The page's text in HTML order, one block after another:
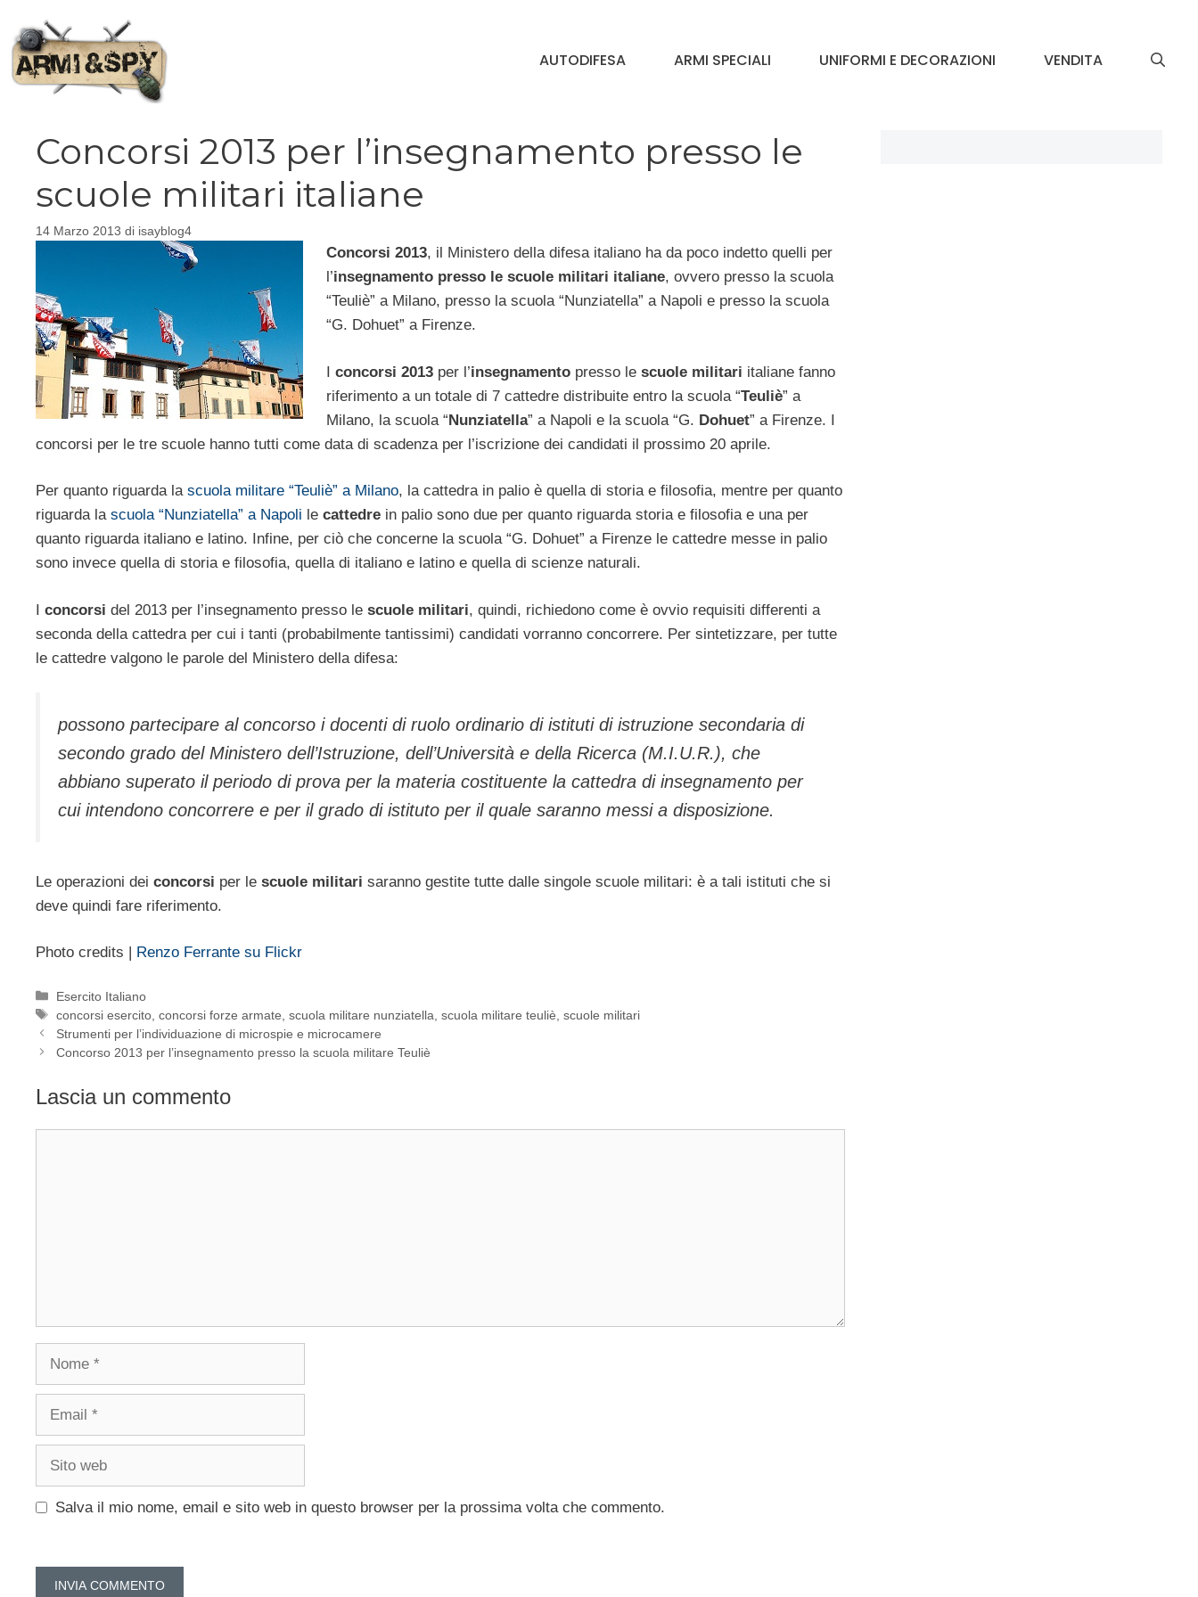
contenuto
AUTODIFESA ARMI SPECIALI UNIFORMI E DECORAZIONI VENDITA
Concorsi 2013 per l’insegnamento presso le
scuole militari italiane
14 Marzo 2013 di isayblog4
Concorsi 2013, il Ministero della difesa italiano ha da poco indetto quelli per
l’insegnamento presso le scuole militari italiane, ovvero presso la scuola
“Teuliè” a Milano, presso la scuola “Nunziatella” a Napoli e presso la scuola
“G. Dohuet” a Firenze.
I concorsi 2013per l’insegnamentopresso lescuole militari italiane fanno
riferimento a un totale di 7 cattedre distribuite entro la scuola “Teuliè” a
Milano, la scuola “Nunziatella” a Napoli e la scuola “G. Dohuet” a Firenze. I
concorsi per le tre scuole hanno tutti come data di scadenza per l’iscrizione dei candidati il prossimo 20 aprile.
Per quanto riguarda la scuola militare “Teuliè” a Milano, la cattedra in palio è quella di storia e filosofia, mentre per quanto
riguarda lascuola “Nunziatella” a Napoli le cattedre in palio sono due per quanto riguarda storia e filosofia e una per
quanto riguarda italiano e latino. Infine, per ciò che concerne la scuola “G. Dohuet” a Firenze le cattedre messe in palio
sono invece quella di storia e filosofia, quella di italiano e latino e quella di scienze naturali.
I concorsi del 2013 per l’insegnamento presso le scuole militari, quindi, richiedono come è ovvio requisiti differenti a
seconda della cattedra per cui i tanti (probabilmente tantissimi) candidati vorranno concorrere. Per sintetizzare, per tutte
le cattedre valgono le parole del Ministero della difesa:
possono partecipare al concorso i docenti di ruolo ordinario di istituti di istruzione secondaria di
secondo grado del Ministero dell’Istruzione, dell’Università e della Ricerca (M.I.U.R.), che
abbiano superato il periodo di prova per la materia costituente la cattedra di insegnamento per
cui intendono concorrere e per il grado di istituto per il quale saranno messi a disposizione.
Le operazioni dei concorsi per le scuole militari saranno gestite tutte dalle singole scuole militari: è a tali istituti che si
deve quindi fare riferimento.
Photo credits | Renzo Ferrante su Flickr
Categorie
Esercito Italiano
Tag
concorsi esercito ,concorsi forze armate ,scuola militare nunziatella ,scuola militare teuliè ,scuole militari
Strumenti per l’individuazione di microspie e microcamere
Concorso 2013 per l’insegnamento presso la scuola militare Teuliè
Lascia un commento
Nome
Email
Sito
Salva il mio nome, email e sito web in questo browser per la prossima volta che commento.